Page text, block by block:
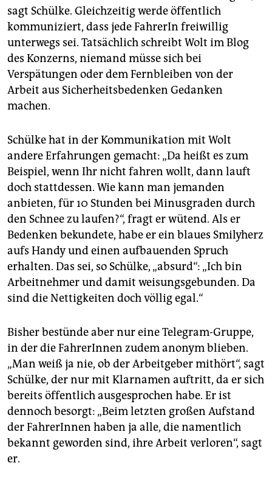
sagt Schülke. Gleichzeitig werde öffentlich
kommuniziert, dass je­de Fah­re­rIn freiwillig
unterwegs sei. Tatsächlich schreibt Wolt im Blog
des Konzerns, niemand müsse sich bei
Verspätungen oder dem Fernbleiben von der
Arbeit aus Sicherheitsbedenken Gedanken
machen.
Schülke hat in der Kommunikation mit Wolt
andere Erfahrungen gemacht: „Da heißt es zum
Beispiel, wenn Ihr nicht fahren wollt, dann lauft
doch stattdessen. Wie kann man jemanden
anbieten, für 10 Stunden bei Minusgraden durch
den Schnee zu laufen?“, fragt er wütend. Als er
Bedenken bekundete, habe er ein blaues Smilyherz
aufs Handy und einen aufbauenden Spruch
erhalten. Das sei, so Schülke, „absurd“: „Ich bin
Arbeitnehmer und damit weisungsgebunden. Da
sind die Nettigkeiten doch völlig egal.“
Bisher bestünde aber nur eine Telegram-Gruppe,
in der die Fah­re­rIn­nen zudem anonym blieben.
„Man weiß ja nie, ob der Arbeitgeber mithört“, sagt
Schülke, der nur mit Klarnamen auftritt, da er sich
bereits öffentlich ausgesprochen habe. Er ist
dennoch besorgt: „Beim letzten großen Aufstand
der Fah­re­rIn­nen haben ja alle, die namentlich
bekannt geworden sind, ihre Arbeit verloren“, sagt
er.